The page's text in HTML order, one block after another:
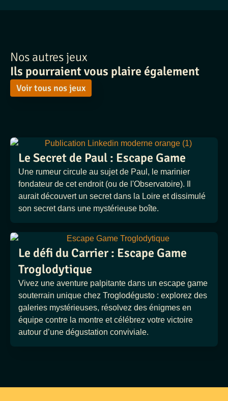
Nos autres jeux
Ils pourraient vous plaire également
Voir tous nos jeux
Le Secret de Paul : Escape Game
Une rumeur circule au sujet de Paul, le marinier
fondateur de cet endroit (ou de l'Observatoire). Il
aurait découvert un secret dans la Loire et dissimulé
son secret dans une mystérieuse boîte.
Le défi du Carrier : Escape Game
Troglodytique
Vivez une aventure palpitante dans un escape game
souterrain unique chez Troglodégusto : explorez des
galeries mystérieuses, résolvez des énigmes en
équipe contre la montre et célébrez votre victoire
autour d’une dégustation conviviale.